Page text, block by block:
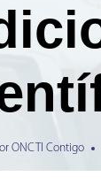
ONCTI Contigo